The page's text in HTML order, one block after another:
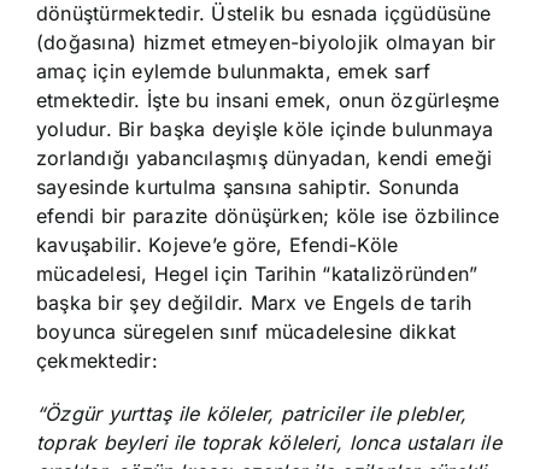
dönüştürmektedir. Üstelik bu esnada içgüdüsüne
(doğasına) hizmet etmeyen-biyolojik olmayan bir
amaç için eylemde bulunmakta, emek sarf
etmektedir. İşte bu insani emek, onun özgürleşme
yoludur. Bir başka deyişle köle içinde bulunmaya
zorlandığı yabancılaşmış dünyadan, kendi emeği
sayesinde kurtulma şansına sahiptir. Sonunda
efendi bir parazite dönüşürken; köle ise özbilince
kavuşabilir. Kojeve’e göre, Efendi-Köle
mücadelesi, Hegel için Tarihin “katalizöründen”
başka bir şey değildir. Marx ve Engels de tarih
boyunca süregelen sınıf mücadelesine dikkat
çekmektedir:
“Özgür yurttaş ile köleler, patriciler ile plebler,
toprak beyleri ile toprak köleleri, lonca ustaları ile